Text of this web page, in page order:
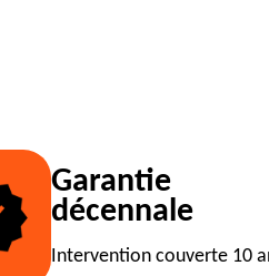
Garantie
décennale
Intervention couverte 10